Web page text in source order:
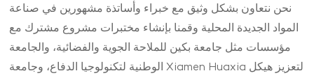
نحن نتعاون بشكل وثيق مع خبراء وأساتذة مشهورين في صناعة
المواد الجديدة المحلية وقمنا بإنشاء مختبرات مشروع مشترك مع
مؤسسات مثل جامعة بكين للملاحة الجوية والفضائية، والجامعة
الوطنية لتكنولوجيا الدفاع، وجامعة Xiamen Huaxia لتعزيز هيكل